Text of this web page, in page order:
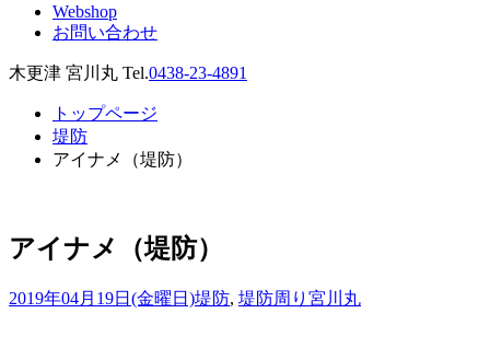
Webshop
お問い合わせ
木更津 宮川丸 Tel.0438-23-4891
トップページ
堤防
アイナメ（堤防）
アイナメ（堤防）
2019年04月19日(金曜日)堤防, 堤防周り 宮川丸